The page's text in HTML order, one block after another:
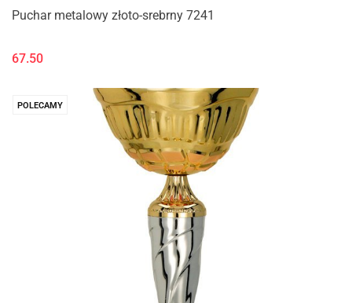
Puchar metalowy złoto-srebrny 7241
67.50
POLECAMY